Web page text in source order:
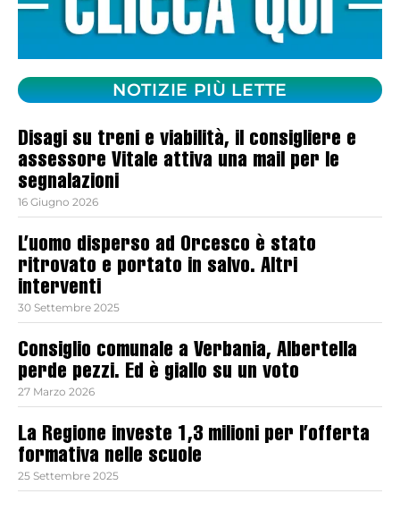
NOTIZIE PIÙ LETTE
Disagi su treni e viabilità, il consigliere e
assessore Vitale attiva una mail per le
segnalazioni
16 Giugno 2026
L’uomo disperso ad Orcesco è stato
ritrovato e portato in salvo. Altri
interventi
30 Settembre 2025
Consiglio comunale a Verbania, Albertella
perde pezzi. Ed è giallo su un voto
27 Marzo 2026
La Regione investe 1,3 milioni per l’offerta
formativa nelle scuole
25 Settembre 2025